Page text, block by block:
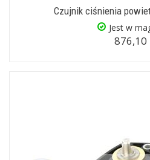
Czujnik ciśnienia
Jest w
876,10